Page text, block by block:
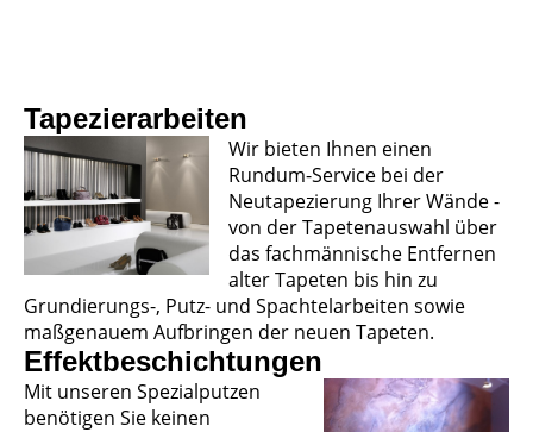
Tapezierarbeiten
Wir bieten Ihnen einen
Rundum-Service bei der
Neutapezierung Ihrer Wände -
von der Tapetenauswahl über
das fachmännische Entfernen
alter Tapeten bis hin zu
Grundierungs-, Putz- und Spachtelarbeiten sowie
maßgenauem Aufbringen der neuen Tapeten.
Effektbeschichtungen
Mit unseren Spezialputzen
benötigen Sie keinen